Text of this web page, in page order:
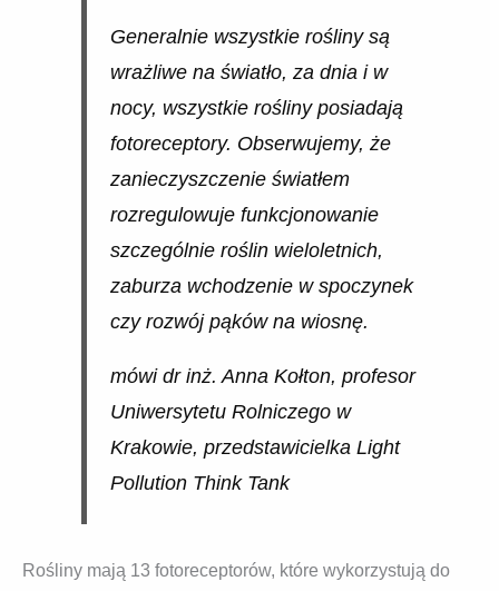
Generalnie wszystkie rośliny są
wrażliwe na światło, za dnia i w
nocy, wszystkie rośliny posiadają
fotoreceptory. Obserwujemy, że
zanieczyszczenie światłem
rozregulowuje funkcjonowanie
szczególnie roślin wieloletnich,
zaburza wchodzenie w spoczynek
czy rozwój pąków na wiosnę.
mówi dr inż. Anna Kołton, profesor
Uniwersytetu Rolniczego w
Krakowie, przedstawicielka Light
Pollution Think Tank
Rośliny mają 13 fotoreceptorów, które wykorzystują do